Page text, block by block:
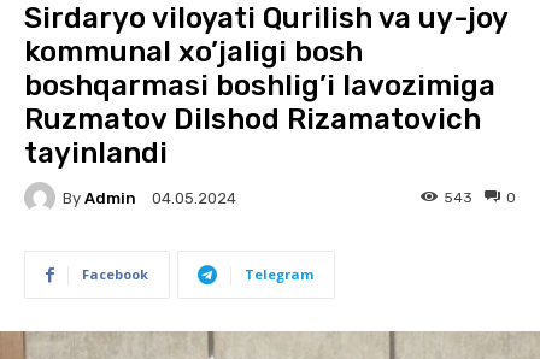
Sirdaryo viloyati Qurilish va uy-joy
kommunal xo’jaligi bosh
boshqarmasi boshlig’i lavozimiga
Ruzmatov Dilshod Rizamatovich
tayinlandi
By Admin 04.05.2024 0
543
Facebook Telegram